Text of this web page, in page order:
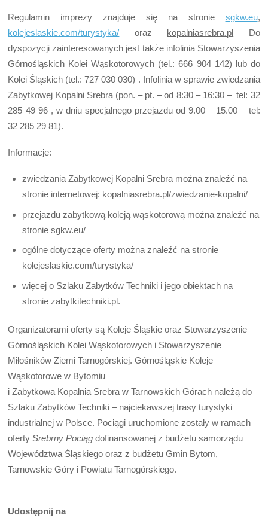
Regulamin imprezy znajduje się na stronie sgkw.eu,
kolejeslaskie.com/turystyka/ oraz kopalniasrebra.pl Do
dyspozycji zainteresowanych jest także infolinia Stowarzyszenia
Górnośląskich Kolei Wąskotorowych (tel.: 666 904 142) lub do
Kolei Śląskich (tel.: 727 030 030) . Infolinia w sprawie zwiedzania
Zabytkowej Kopalni Srebra (pon. – pt. – od 8:30 – 16:30 – tel: 32
285 49 96 , w dniu specjalnego przejazdu od 9.00 – 15.00 – tel:
32 285 29 81).
Informacje:
zwiedzania Zabytkowej Kopalni Srebra można znaleźć na
stronie internetowej: kopalniasrebra.pl/zwiedzanie-kopalni/
przejazdu zabytkową koleją wąskotorową można znaleźć na
stronie sgkw.eu/
ogólne dotyczące oferty można znaleźć na stronie
kolejeslaskie.com/turystyka/
więcej o Szlaku Zabytków Techniki i jego obiektach na
stronie zabytkitechniki.pl.
Organizatorami oferty są Koleje Śląskie oraz Stowarzyszenie
Górnośląskich Kolei Wąskotorowych i Stowarzyszenie
Miłośników Ziemi Tarnogórskiej. Górnośląskie Koleje
Wąskotorowe w Bytomiu
i Zabytkowa Kopalnia Srebra w Tarnowskich Górach należą do
Szlaku Zabytków Techniki – najciekawszej trasy turystyki
industrialnej w Polsce. Pociągi uruchomione zostały w ramach
ofertySrebrny Pociąg dofinansowanej z budżetu samorządu
Województwa Śląskiego oraz z budżetu Gmin Bytom,
Tarnowskie Góry i Powiatu Tarnogórskiego.
Udostępnij na